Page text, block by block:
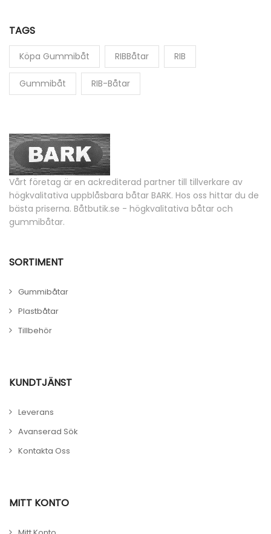
TAGS
Köpa Gummibåt RIBBåtar RIB
Gummibåt RIB-Båtar
Vårt företag är en ackrediterad partner till tillverkare av
högkvalitativa uppblåsbara båtar BARK. Hos oss hittar du de
bästa priserna. Båtbutik.se - högkvalitativa båtar och
gummibåtar.
SORTIMENT
Gummibåtar
Plastbåtar
Tillbehör
KUNDTJÄNST
Leverans
Avanserad Sök
Kontakta Oss
MITT KONTO